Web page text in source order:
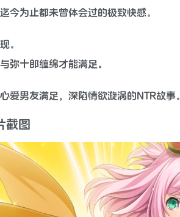
今为止都未曾体会过的极致快感。
。
弥十郎缠绵才能满足。
爱男友满足，深陷情欲漩涡的NTR故事。
截图